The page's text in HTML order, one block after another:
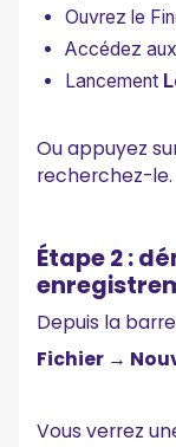
Ouvrez le
Accédez
Lancement
Ou appuyez
recherchez-le.
Étape 2 :
Depuis la
Fichier →
Vous verrez